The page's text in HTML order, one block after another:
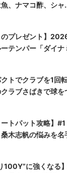
、ナマコ酢、シャ
のプレゼント】
ーテンパー「ダイナ
トでクラブを1回
ラブさばきで球を
ートパット攻略】
木志帆の悩みを名
り100Y”に強くなる